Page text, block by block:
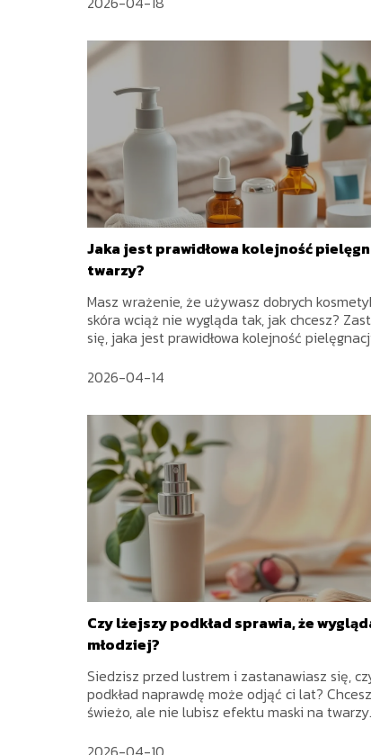
Jaka jest prawidłowa kolejność
twarzy?
Masz wrażenie, że używasz dobrych
skóra wciąż nie wygląda tak, jak chcesz?
się, jaka jest prawidłowa kolejność
2026-04-14
Czy lżejszy podkład sprawia, że
młodziej?
Siedzisz przed lustrem i zastanawiasz się,
podkład naprawdę może odjąć ci lat?
świeżo, ale nie lubisz efektu maski na